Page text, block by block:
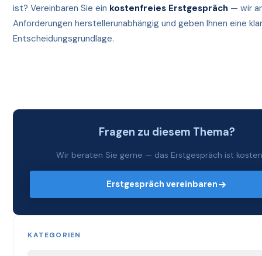
ist? Vereinbaren Sie ein kostenfreies Erstgespräch — wir
Anforderungen herstellerunabhängig und geben Ihnen eine
Entscheidungsgrundlage.
Fragen zu diesem Thema?
Wir beraten Sie gerne — das Erstgespräch ist
Erstgespräch vereinbaren
KATEGORIEN